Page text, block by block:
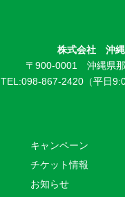
株式会社 沖縄
〒900-0001 沖縄県
TEL:098-867-2420（平日
キャンペーン
チケット情報
お知らせ